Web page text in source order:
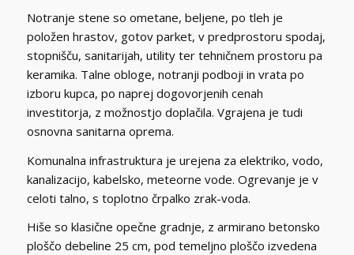
Notranje stene so ometane, beljene, po tleh je
položen hrastov, gotov parket, v predprostoru spodaj,
stopnišču, sanitarijah, utility ter tehničnem prostoru pa
keramika. Talne obloge, notranji podboji in vrata po
izboru kupca, po naprej dogovorjenih cenah
investitorja, z možnostjo doplačila. Vgrajena je tudi
osnovna sanitarna oprema.
Komunalna infrastruktura je urejena za elektriko, vodo,
kanalizacijo, kabelsko, meteorne vode. Ogrevanje je v
celoti talno, s toplotno črpalko zrak-voda.
Hiše so klasične opečne gradnje, z armirano betonsko
ploščo debeline 25 cm, pod temeljno ploščo izvedena